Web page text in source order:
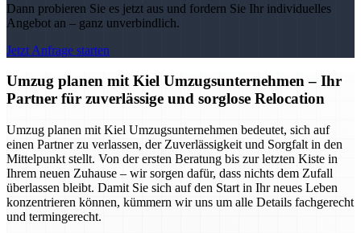
Dann probieren Sie es jetzt aus und fordern Sie Ihr individuelles
Angebot an – ganz unverbindlich.
Jetzt Anfrage starten
Umzug planen mit Kiel Umzugsunternehmen – Ihr
Partner für zuverlässige und sorglose Relocation
Umzug planen mit Kiel Umzugsunternehmen bedeutet, sich auf
einen Partner zu verlassen, der Zuverlässigkeit und Sorgfalt in den
Mittelpunkt stellt. Von der ersten Beratung bis zur letzten Kiste in
Ihrem neuen Zuhause – wir sorgen dafür, dass nichts dem Zufall
überlassen bleibt. Damit Sie sich auf den Start in Ihr neues Leben
konzentrieren können, kümmern wir uns um alle Details fachgerecht
und termingerecht.